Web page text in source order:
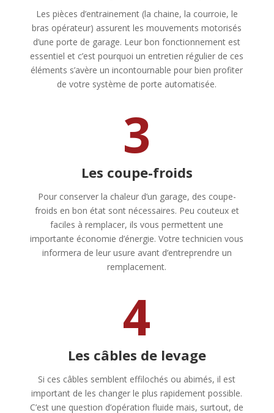
Les pièces d’entrainement (la chaine, la courroie, le
bras opérateur) assurent les mouvements motorisés
d’une porte de garage. Leur bon fonctionnement est
essentiel et c’est pourquoi un entretien régulier de ces
éléments s’avère un incontournable pour bien profiter
de votre système de porte automatisée.
3
Les coupe-froids
Pour conserver la chaleur d’un garage, des coupe-
froids en bon état sont nécessaires. Peu couteux et
faciles à remplacer, ils vous permettent une
importante économie d’énergie. Votre technicien vous
informera de leur usure avant d’entreprendre un
remplacement.
4
Les câbles de levage
Si ces câbles semblent effilochés ou abimés, il est
important de les changer le plus rapidement possible.
C’est une question d’opération fluide mais, surtout, de